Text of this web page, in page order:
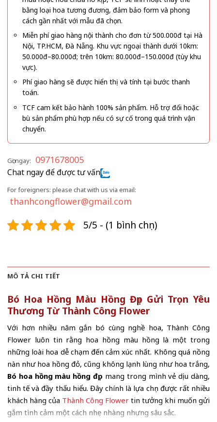
bằng loại hoa tương đương, đảm bảo form và phong
cách gần nhất với mẫu đã chọn.
Miễn phí giao hàng nội thành cho đơn từ 500.000đ tại Hà
Nội, TP.HCM, Đà Nẵng. Khu vực ngoại thành dưới 10km:
50.000đ–80.000đ; trên 10km: 80.000đ–150.000đ (tùy khu
vực).
Phí giao hàng sẽ được hiển thị và tính tại bước thanh
toán.
TCF cam kết bảo hành 100% sản phẩm. Hỗ trợ đổi hoặc
bù sản phẩm phù hợp nếu có sự cố trong quá trình vận
chuyển.
Gọi ngay: 0971678005
Chat ngay để được tư vấn
For foreigners: please chat with us via email:
thanhcongflower@gmail.com
5/5 - (1 bình chọn)
MÔ TẢ CHI TIẾT
Bó Hoa Hồng Màu Hồng Đẹp Gửi Trọn Yêu
Thương Từ Thành Công Flower
Với hơn nhiều năm gắn bó cùng nghề hoa, Thành Công
Flower luôn tin rằng hoa hồng màu hồng là một trong
những loài hoa dễ chạm đến cảm xúc nhất. Không quá nồng
nàn như hoa hồng đỏ, cũng không lạnh lùng như hoa trắng,
Bó hoa hồng màu hồng đẹp mang trong mình vẻ dịu dàng,
tinh tế và đầy thấu hiểu. Đây chính là lựa chọn được rất nhiều
khách hàng của Thành Công Flower tin tưởng khi muốn gửi
gắm tình cảm một cách nhẹ nhàng nhưng sâu sắc.